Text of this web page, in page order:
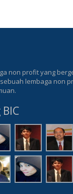
non profit yang
lembaga non